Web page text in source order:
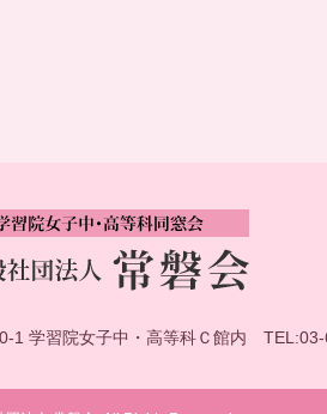
1 学習院女子中・高等科Ｃ館内